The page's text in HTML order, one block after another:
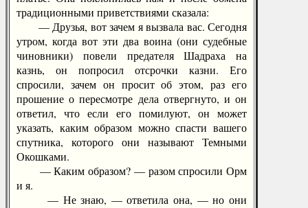
традиционными приветствиями сказала:
— Друзья, вот зачем я вызвала вас. Сегодня
утром, когда вот эти два воина (они судебные
чиновники) повели предателя Шадраха на
казнь, он попросил отсрочки казни. Его
спросили, зачем он просит об этом, раз его
прошение о пересмотре дела отвергнуто, и он
ответил, что если его помилуют, он может
указать, каким образом можно спасти вашего
спутника, которого они называют Темными
Окошками.
— Каким образом? — разом спросили Орм
и я.
— Не знаю, — ответила она, — но они